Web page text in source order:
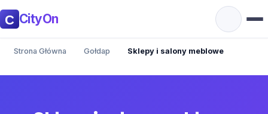
CityOn
Strona Główna Gołdap Sklepy i salony meblowe